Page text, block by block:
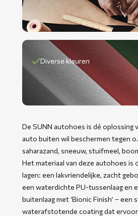
Diverse kleuren
De SUNN autohoes is dé oplossing
auto buiten wil beschermen tegen
saharazand, sneeuw, stuifmeel,
Het materiaal van deze autohoes is
lagen: een lakvriendelijke, zacht
een waterdichte PU-tussenlaag en
buitenlaag met ‘Bionic Finish’ – een
waterafstotende coating dat